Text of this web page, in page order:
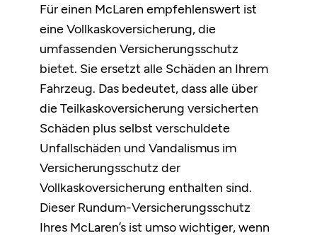
Für einen McLaren empfehlenswert ist
eine Vollkaskoversicherung, die
umfassenden Versicherungsschutz
bietet. Sie ersetzt alle Schäden an Ihrem
Fahrzeug. Das bedeutet, dass alle über
die Teilkaskoversicherung versicherten
Schäden plus selbst verschuldete
Unfallschäden und Vandalismus im
Versicherungsschutz der
Vollkaskoversicherung enthalten sind.
Dieser Rundum-Versicherungsschutz
Ihres McLaren’s ist umso wichtiger, wenn